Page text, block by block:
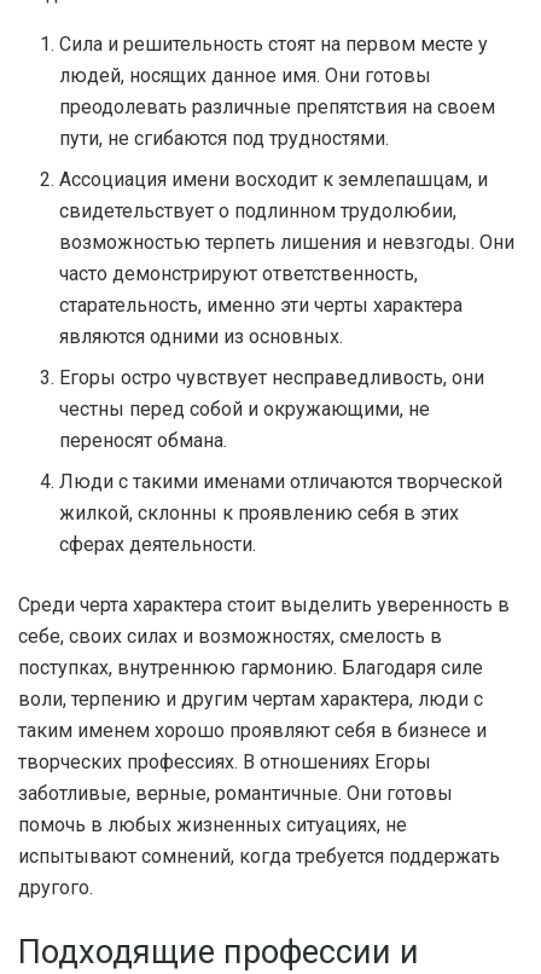
Сила и решительность стоят на первом месте у
людей, носящих данное имя. Они готовы
преодолевать различные препятствия на своем
пути, не сгибаются под трудностями.
Ассоциация имени восходит к землепашцам, и
свидетельствует о подлинном трудолюбии,
возможностью терпеть лишения и невзгоды. Они
часто демонстрируют ответственность,
старательность, именно эти черты характера
являются одними из основных.
Егоры остро чувствует несправедливость, они
честны перед собой и окружающими, не
переносят обмана.
Люди с такими именами отличаются творческой
жилкой, склонны к проявлению себя в этих
сферах деятельности.
Среди черта характера стоит выделить уверенность в
себе, своих силах и возможностях, смелость в
поступках, внутреннюю гармонию. Благодаря силе
воли, терпению и другим чертам характера, люди с
таким именем хорошо проявляют себя в бизнесе и
творческих профессиях. В отношениях Егоры
заботливые, верные, романтичные. Они готовы
помочь в любых жизненных ситуациях, не
испытывают сомнений, когда требуется поддержать
другого.
Подходящие профессии и